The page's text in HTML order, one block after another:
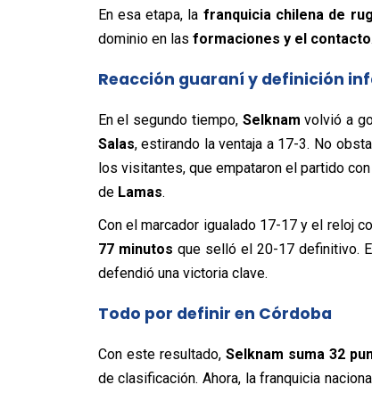
En esa etapa, la franquicia chilena de
dominio en las formaciones y el contacto.
Reacción guaraní y definición
En el segundo tiempo, Selknam volvió a
Salas, estirando la ventaja a 17-3. No
los visitantes, que empataron el partido
de Lamas.
Con el marcador igualado 17-17 y el reloj
77 minutos que selló el 20-17 definitivo.
defendió una victoria clave.
Todo por definir en Córdoba
Con este resultado, Selknam suma 32
de clasificación. Ahora, la franquicia